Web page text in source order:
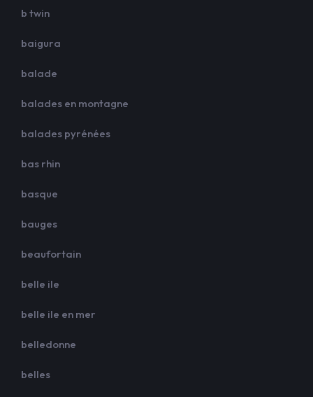
b twin
baigura
balade
balades en montagne
balades pyrénées
bas rhin
basque
bauges
beaufortain
belle ile
belle ile en mer
belledonne
belles